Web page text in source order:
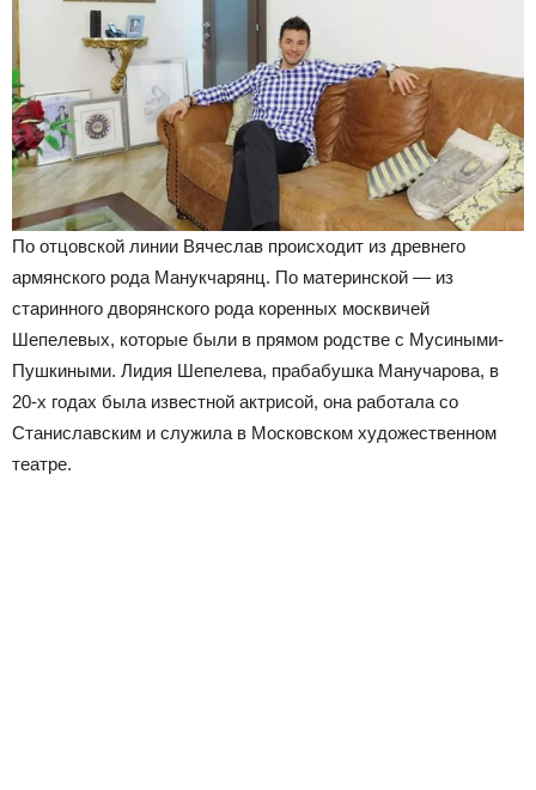
По отцовской линии Вячеслав происходит из древнего
армянского рода Манукчарянц. По материнской — из
старинного дворянского рода коренных москвичей
Шепелевых, которые были в прямом родстве с Мусиными-
Пушкиными. Лидия Шепелева, прабабушка Манучарова, в
20-х годах была известной актрисой, она работала со
Станиславским и служила в Московском художественном
театре.